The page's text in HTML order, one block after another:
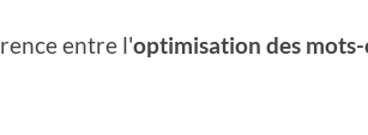
entre l'optimisation des mots-